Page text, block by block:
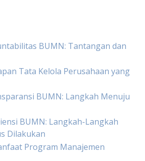
BUMN: Tantangan dan
Tata Kelola Perusahaan yang
BUMN: Langkah Menuju
BUMN: Langkah-Langkah
Dilakukan
Program Manajemen